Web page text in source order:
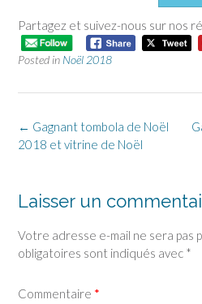
Partagez et suivez-nous sur nos
Posted in Noël 2018
← Gagnant tombola de Noël
2018 et vitrine de Noël
Laisser un
Votre adresse e-mail ne sera pas
obligatoires sont indiqués avec *
Commentaire *